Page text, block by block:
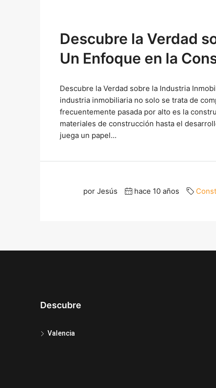
Descubre la Verdad
Un Enfoque en la
Descubre la Verdad sobre la Industria
industria inmobiliaria no solo se trata de
frecuentemente pasada por alto es la
materiales de construcción hasta el
juega un papel...
por Jesús hace 10 años
Descubre
Valencia